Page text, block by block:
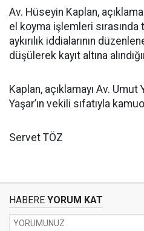
Av. Hüseyin Kaplan,
el koyma işlemleri
aykırılık iddialarının
düşülerek kayıt altına
Kaplan, açıklamayı Av.
Yaşar’ın vekili sıfatıyla
Servet TÖZ
HABERE YORUM KAT